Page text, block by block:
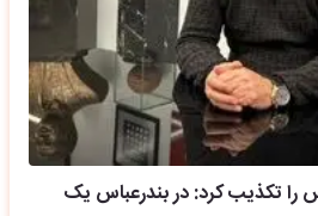
را تکذیب کرد: در بندرعباس یک